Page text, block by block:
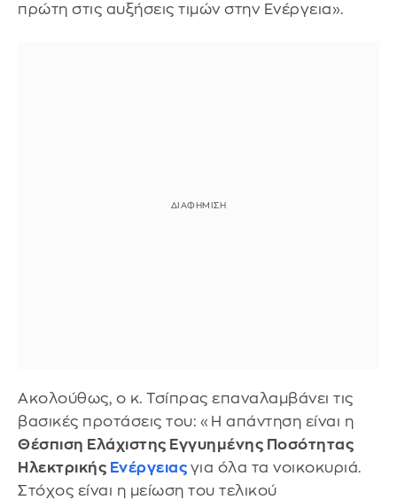
πρώτη στις αυξήσεις τιμών στην Ενέργεια».
Ακολούθως, ο κ. Τσίπρας επαναλαμβάνει τις
βασικές προτάσεις του: «Η απάντηση είναι η
Θέσπιση Ελάχιστης Εγγυημένης Ποσότητας
Ηλεκτρικής Ενέργειας για όλα τα νοικοκυριά.
Στόχος είναι η μείωση του τελικού